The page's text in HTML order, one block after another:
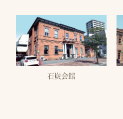
石炭会館